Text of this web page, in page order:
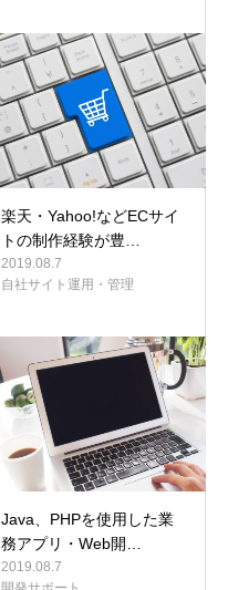
楽天・Yahoo!などECサイ
トの制作経験が豊…
2019.08.7
自社サイト運用・管理
Java、PHPを使用した業
務アプリ・Web開…
2019.08.7